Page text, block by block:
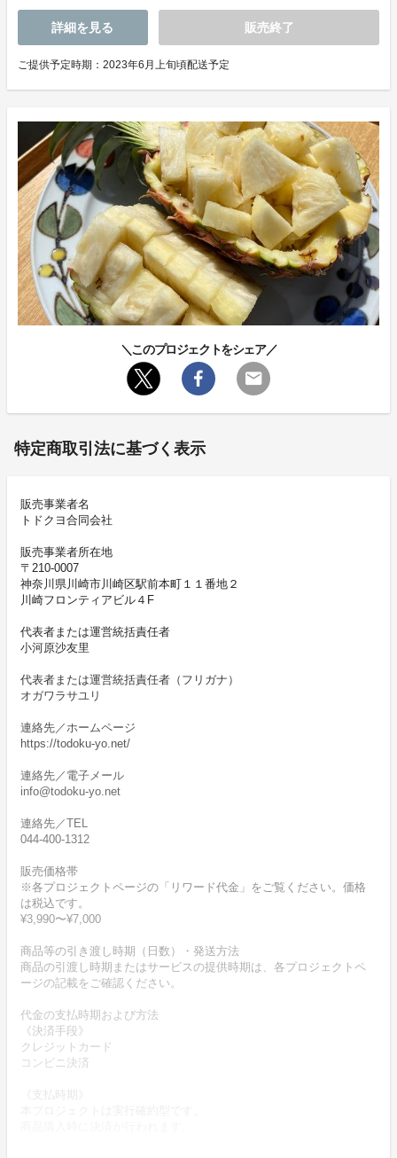
詳細を見る 販売終了
ご提供予定時期：2023年6月上旬頃配送予定
＼このプロジェクトをシェア／
特定商取引法に基づく表示
販売事業者名
トドクヨ合同会社
販売事業者所在地
〒210-0007
神奈川県川崎市川崎区駅前本町１１番地２
川崎フロンティアビル４F
代表者または運営統括責任者
小河原沙友里
代表者または運営統括責任者（フリガナ）
オガワラサユリ
連絡先／ホームページ
https://todoku-yo.net/
連絡先／電子メール
info@todoku-yo.net
連絡先／TEL
044-400-1312
販売価格帯
※各プロジェクトページの「リワード代金」をご覧ください。価格
は税込です。
¥3,990〜¥7,000
商品等の引き渡し時期（日数）・発送方法
商品の引渡し時期またはサービスの提供時期は、各プロジェクトペ
ージの記載をご確認ください。
代金の支払時期および方法
《決済手段》
クレジットカード
コンビニ決済
《支払時期》